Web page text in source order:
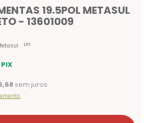
19.5POL METASUL
- 13601009
un
,68 sem juros